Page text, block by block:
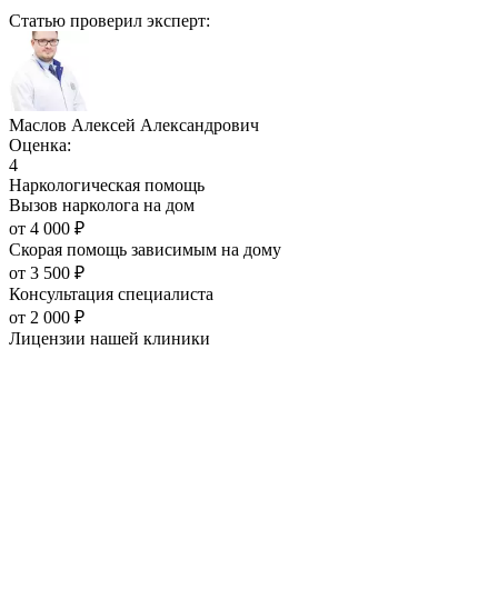
Статью проверил эксперт:
Маслов Алексей Александрович
Оценка:
4
Наркологическая помощь
Вызов нарколога на дом
от 4 000 ₽
Скорая помощь зависимым на дому
от 3 500 ₽
Консультация специалиста
от 2 000 ₽
Лицензии нашей клиники